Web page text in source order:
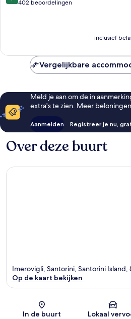
van402 beoordelingen
inclusief
Vergelijkbare
Meld je aan om de in
extra's te zien. Meer
Aanmelden Registreer je nu,
Over deze buurt
Kaart
Imerovigli, Santorini, Santorini Island,
Op de kaart bekijken
In de buurt Lokaal